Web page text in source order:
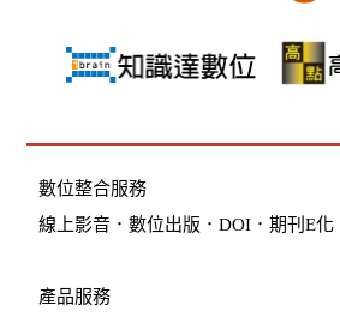
數位整合服務
線上影音 ．數位出版 ．DOI ．期刊E化
產品服務